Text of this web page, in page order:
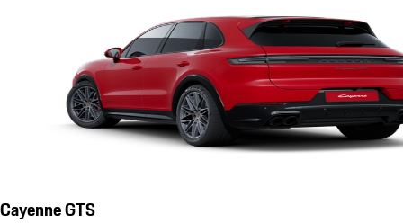
Cayenne GTS